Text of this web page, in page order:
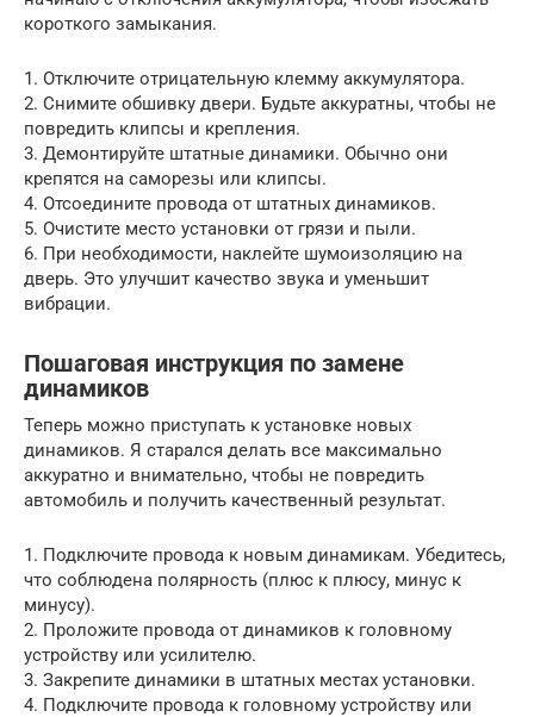
короткого замыкания.
1. Отключите отрицательную клемму аккумулятора.
2. Снимите обшивку двери. Будьте аккуратны, чтобы не
повредить клипсы и крепления.
3. Демонтируйте штатные динамики. Обычно они
крепятся на саморезы или клипсы.
4. Отсоедините провода от штатных динамиков.
5. Очистите место установки от грязи и пыли.
6. При необходимости, наклейте шумоизоляцию на
дверь. Это улучшит качество звука и уменьшит
вибрации.
Пошаговая инструкция по замене
динамиков
Теперь можно приступать к установке новых
динамиков. Я старался делать все максимально
аккуратно и внимательно, чтобы не повредить
автомобиль и получить качественный результат.
1. Подключите провода к новым динамикам. Убедитесь,
что соблюдена полярность (плюс к плюсу, минус к
минусу).
2. Проложите провода от динамиков к головному
устройству или усилителю.
3. Закрепите динамики в штатных местах установки.
4. Подключите провода к головному устройству или